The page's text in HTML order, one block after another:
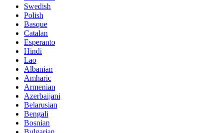
Swedish
Polish
Basque
Catalan
Esperanto
Hindi
Lao
Albanian
Amharic
Armenian
Azerbaijani
Belarusian
Bengali
Bosnian